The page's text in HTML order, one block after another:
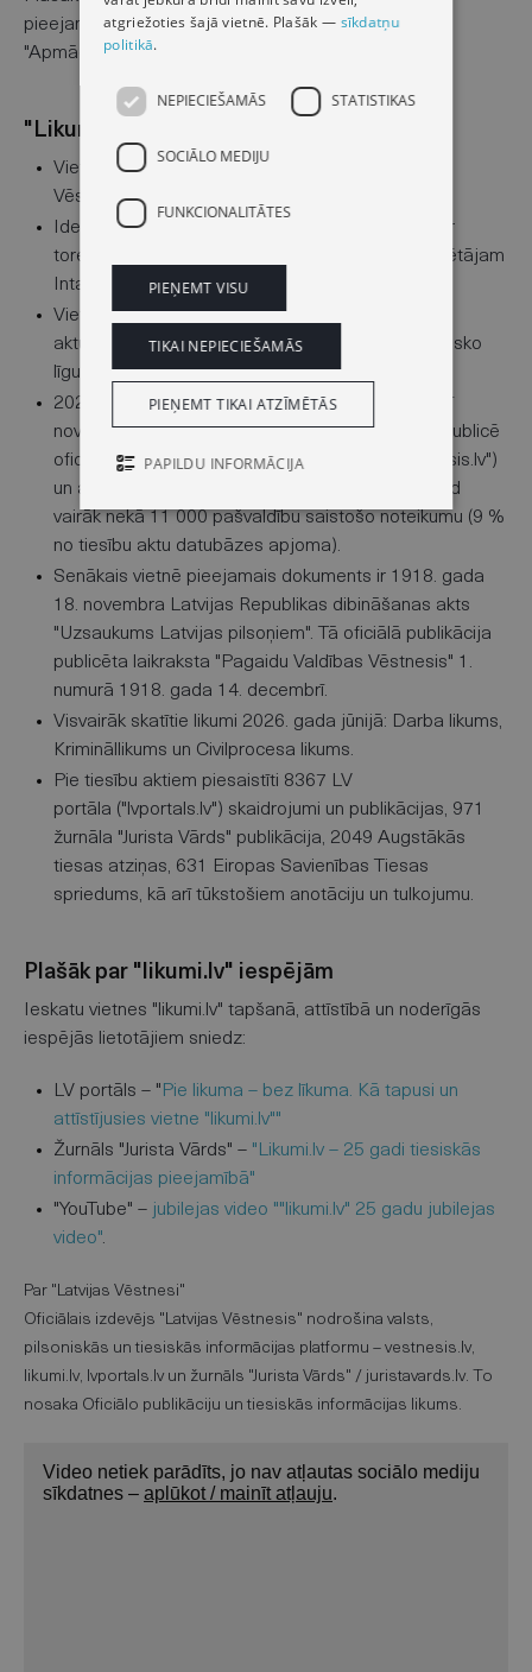
pieejama vietnes "likumi.lv" sadaļā
"Apmācības":https://likumi.lv/par-mums/apmacibas
"Likumi.lv" faktos un skaitļos
Vietni "likumi.lv" oficiālais izdevējs "Latvijas
Vēstnesis" atklāja 2001. gada 29. jūnijā.
Ideja par vietnes izveidi un tās nosaukumu pieder
toreizējam "Latvijas Vēstneša" valdes priekšsēdētājam
Intam Kalniņam.
Vietnē pieejami vairāk nekā 124 000 tiesību
aktu, pašvaldību saistošo noteikumu un starptautisko
līgumu.
2022. gada 1. janvārī stājās spēkā prasība, ka arī
novadu domju pašvaldību saistošie noteikumi jāpublicē
oficiālajā izdevumā “Latvijas Vēstnesis” ("vestnesis.lv")
un attiecīgi – jāsistematizē vietnē "likumi.lv". Šobrīd
vairāk nekā 11 000 pašvaldību saistošo noteikumu (9 %
no tiesību aktu datubāzes apjoma).
Senākais vietnē pieejamais dokuments ir 1918. gada
18. novembra Latvijas Republikas dibināšanas akts
"Uzsaukums Latvijas pilsoņiem". Tā oficiālā publikācija
publicēta laikraksta "Pagaidu Valdības Vēstnesis" 1.
numurā 1918. gada 14. decembrī.
Visvairāk skatītie likumi 2026. gada jūnijā: Darba likums,
Krimināllikums un Civilprocesa likums.
Pie tiesību aktiem piesaistīti 8367 LV
portāla ("lvportals.lv") skaidrojumi un publikācijas, 971
žurnāla "Jurista Vārds" publikācija, 2049 Augstākās
tiesas atziņas, 631 Eiropas Savienības Tiesas
spriedums, kā arī tūkstošiem anotāciju un tulkojumu.
Plašāk par "likumi.lv" iespējām
Ieskatu vietnes "likumi.lv" tapšanā, attīstībā un noderīgās
iespējās lietotājiem sniedz:
LV portāls – " Pie likuma – bez līkuma. Kā tapusi un
attīstījusies vietne "likumi.lv""
Žurnāls "Jurista Vārds" – "Likumi.lv – 25 gadi tiesiskās
informācijas pieejamībā"
"YouTube" – jubilejas video ""likumi.lv" 25 gadu jubilejas
video".
Par "Latvijas Vēstnesi"
Oficiālais izdevējs "Latvijas Vēstnesis" nodrošina valsts,
pilsoniskās un tiesiskās informācijas platformu – vestnesis.lv,
likumi.lv, lvportals.lv un žurnāls "Jurista Vārds" / juristavards.lv. To
nosaka Oficiālo publikāciju un tiesiskās informācijas likums.
atgriežoties šajā vietnē. Plašāk — sīkdatņu
politikā.
NEPIECIEŠAMĀS STATISTIKAS
SOCIĀLO MEDIJU
FUNKCIONALITĀTES
PIEŅEMT TIKAI ATZĪMĒTĀS
PIEŅEMT VISU
TIKAI NEPIECIEŠAMĀS
PAPILDU INFORMĀCIJA